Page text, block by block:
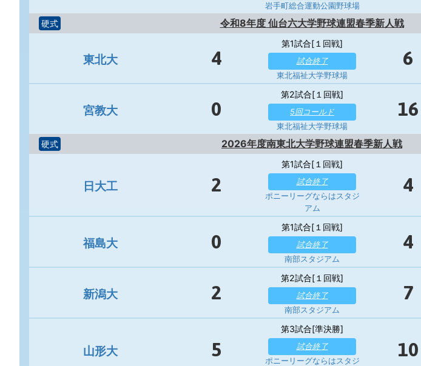
岩手町総合運動公園野球場
令和8年度 仙台六大学野球連盟春季新人戦
硬式
東北大 4
第1試合[１回戦]
試合終了
東北福祉大学野球場
6
宮教大 0
第2試合[１回戦]
5回コールド
東北福祉大学野球場
16
2026年度南東北大学野球連盟春季新人戦
硬式
日大工 2
第1試合[１回戦]
試合終了
ポニーリーグならはスタジ
アム
4
福島大 0
第1試合[１回戦]
試合終了
南部スタジアム
4
新潟大 2
第2試合[１回戦]
試合終了
南部スタジアム
7
山形大 5
第3試合[準決勝]
試合終了
ポニーリーグならはスタジ
10